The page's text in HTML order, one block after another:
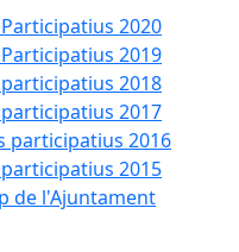
2020
2019
2018
2017
participatius 2016
2015
de l'Ajuntament